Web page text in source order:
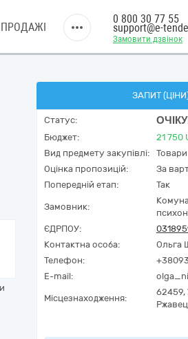
Замовити дзвінок
0 800 30 77 55
support@e-
ЗАПИТ
Статус:
Бюджет: 21 750
Вид предмету закупівлі:
Товари
Оцінка пропозицій:
За
Попередній етап:
Так
Замовник:
ЄДРПОУ:
Контактна особа:
Ольга
Телефон:
E-mail:
Місцезнаходження:
62459,